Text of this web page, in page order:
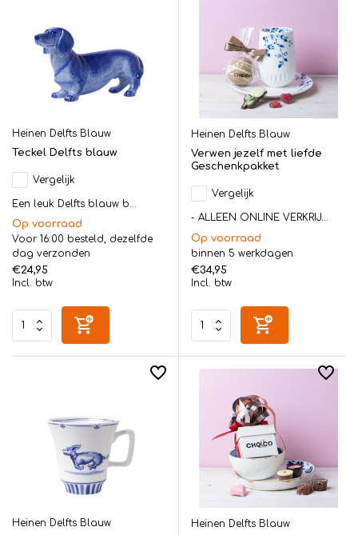
Heinen Delfts Blauw
Teckel Delfts blauw
Vergelijk
Een leuk Delfts blauw b...
Op voorraad
Voor 16:00 besteld, dezelfde
dag verzonden
€24,95
Incl. btw
Heinen Delfts Blauw
Verwen jezelf met liefde
Geschenkpakket
Vergelijk
- ALLEEN ONLINE VERKRIJ...
Op voorraad
binnen 5 werkdagen
€34,95
Incl. btw
Heinen Delfts Blauw
Heinen Delfts Blauw